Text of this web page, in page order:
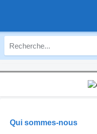
Qui sommes-nous